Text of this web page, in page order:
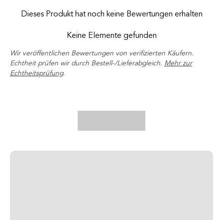
Dieses Produkt hat noch keine Bewertungen erhalten
Keine Elemente gefunden
Wir veröffentlichen Bewertungen von verifizierten Käufern.
Echtheit prüfen wir durch Bestell-/Lieferabgleich. Mehr zur
Echtheitsprüfung.